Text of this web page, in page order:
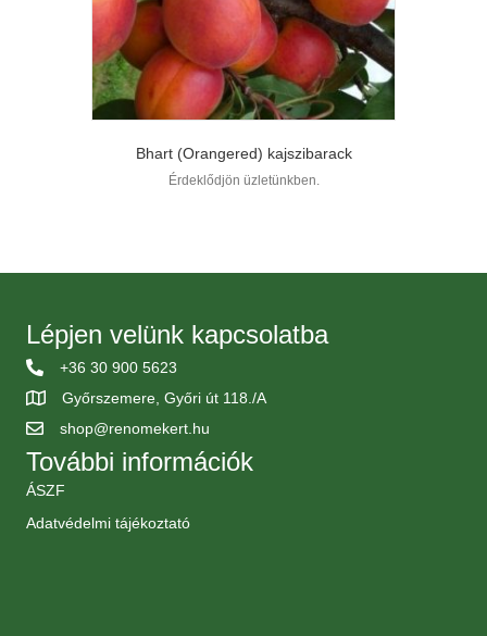
Bhart (Orangered) kajszibarack
Érdeklődjön üzletünkben.
Lépjen velünk kapcsolatba
+36 30 900 5623
Győrszemere, Győri út 118./A
shop@renomekert.hu
További információk
ÁSZF
Adatvédelmi tájékoztató